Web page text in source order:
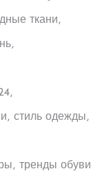
ткани
стиль одежды
тренды обуви